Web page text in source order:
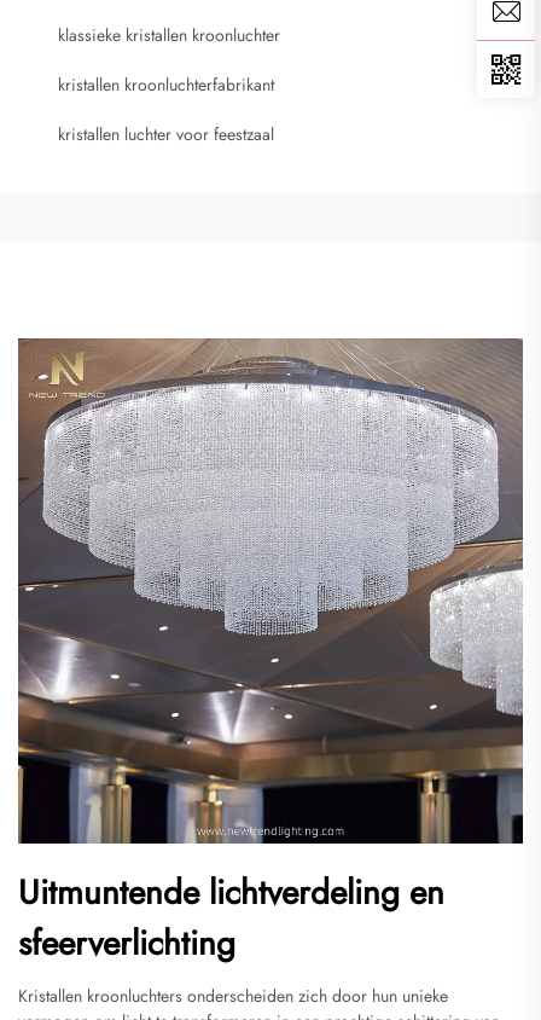
klassieke kristallen kroonluchter
kristallen kroonluchterfabrikant
kristallen luchter voor feestzaal
Uitmuntende lichtverdeling en
sfeerverlichting
Kristallen kroonluchters onderscheiden zich door hun unieke